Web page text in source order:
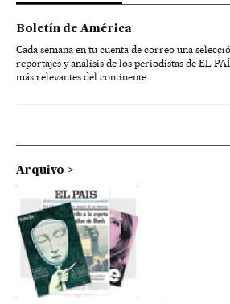
Boletín de América
Cada semana en tu cuenta de correo una
reportajes y análisis de los periodistas de EL
más relevantes del continente.
Arquivo